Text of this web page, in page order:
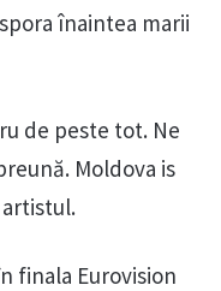
înaintea marii
de peste tot. Ne
Moldova is
artistul.
finala Eurovision